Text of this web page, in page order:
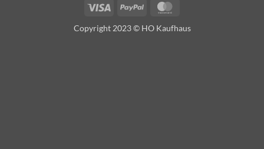
Visa PayPal
Copyright 2023 © HO Kaufhaus